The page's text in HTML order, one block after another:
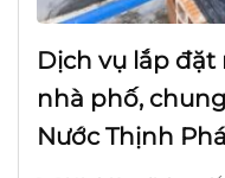
Dịch vụ lắp
nhà phố,
Nước Thịnh